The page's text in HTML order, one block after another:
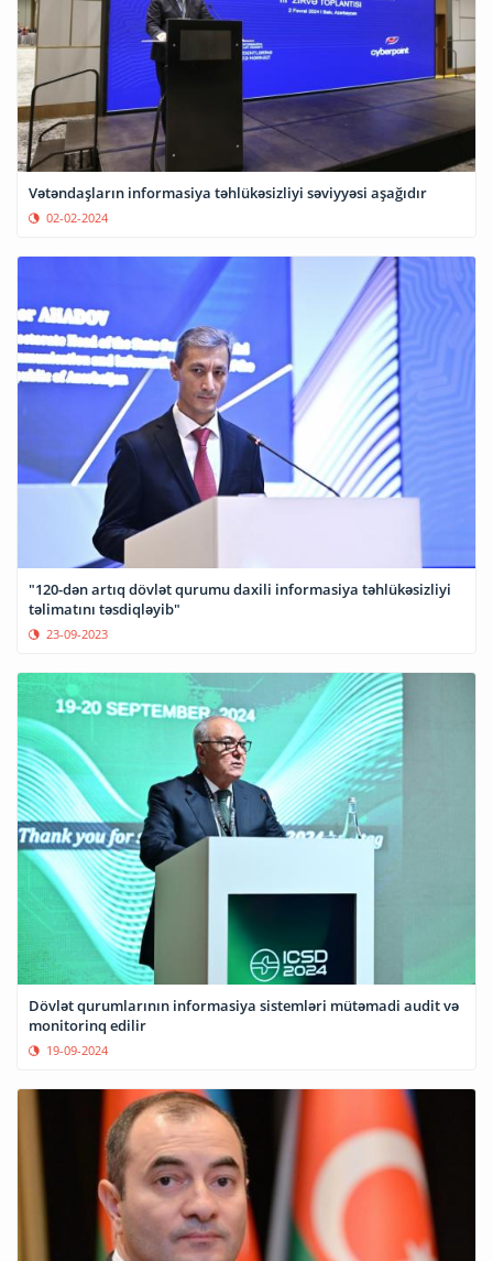
Vətəndaşların informasiya təhlükəsizliyi səviyyəsi aşağıdır
02-02-2024
"120-dən artıq dövlət qurumu daxili informasiya təhlükəsizliyi
təlimatını təsdiqləyib"
23-09-2023
Dövlət qurumlarının informasiya sistemləri mütəmadi audit və
monitorinq edilir
19-09-2024